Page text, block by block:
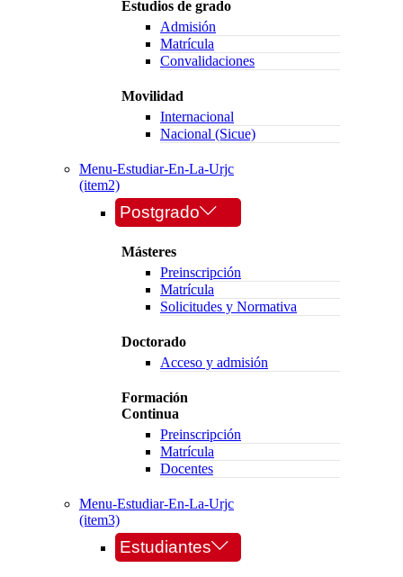
Estudios de grado
Admisión
Matrícula
Convalidaciones
Movilidad
Internacional
Nacional (Sicue)
Menu-Estudiar-En-La-Urjc
(item2)
Postgrado
Másteres
Preinscripción
Matrícula
Solicitudes y Normativa
Doctorado
Acceso y admisión
Formación
Continua
Preinscripción
Matrícula
Docentes
Menu-Estudiar-En-La-Urjc
(item3)
Estudiantes